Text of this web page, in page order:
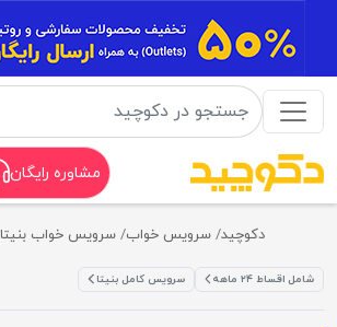
مشاوره رایگان
دکوچید سرویس خواب سرویس خواب بنیتا
شامل اقساط ۲۴ ماهه سرویس کامل بنیتا